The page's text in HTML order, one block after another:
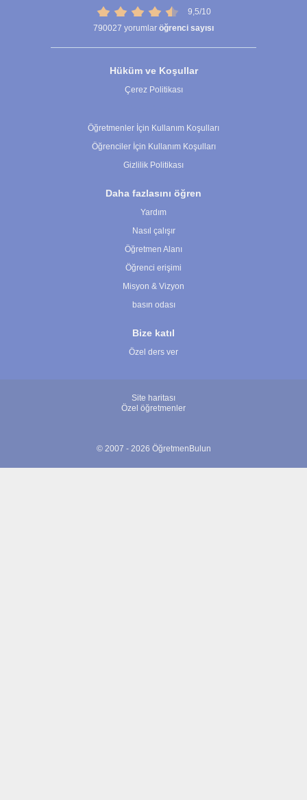
9,5/10
790027 yorumlar öğrenci sayısı
Hüküm ve Koşullar
Çerez Politikası
Öğretmenler İçin Kullanım Koşulları
Öğrenciler İçin Kullanım Koşulları
Gizlilik Politikası
Daha fazlasını öğren
Yardım
Nasıl çalışır
Öğretmen Alanı
Öğrenci erişimi
Misyon & Vizyon
basın odası
Bize katıl
Özel ders ver
Site haritası
Özel öğretmenler
© 2007 - 2026 ÖğretmenBulun